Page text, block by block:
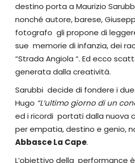
destino porta a Maurizio
nonché autore, barese,
fotografo gli propone di
sue memorie di infanzia, dei
“Strada Angiola “. Ed ecco
generata dalla creatività.
Sarubbi decide di fondere i
Hugo “L’ultimo giorno di un
ed i ricordi portati dalla nuova
per empatia, destino e genio,
Abbasce La Cape.
L’obiettivo della performance